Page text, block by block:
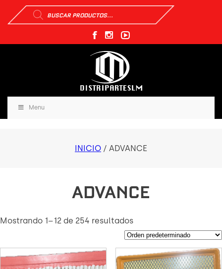
Búsqueda
de
productos
Menu
INICIO / ADVANCE
ADVANCE
Mostrando 1–12 de 254 resultados